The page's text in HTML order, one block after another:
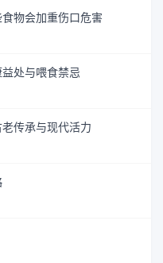
物会加重伤口危害
处与喂食禁忌
传承与现代活力